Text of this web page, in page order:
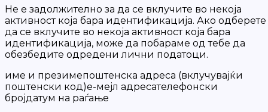
Не е задолжително за да се вклучите во некоја
активност која бара идентификација. Ако одберете
да се вклучите во некоја активност која бара
идентификација, може да побараме од тебе да
обезбедите одредени лични податоци.
име и презимепоштенска адреса (вклучувајќи
поштенски код)е-мејл адресателефонски
бројдатум на раѓање